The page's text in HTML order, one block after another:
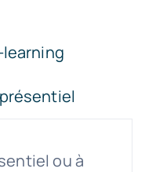
learning
ou à